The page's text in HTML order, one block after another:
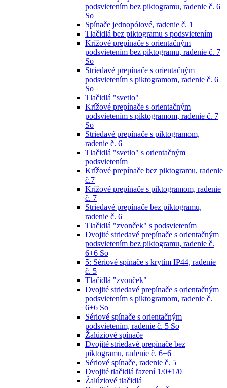
podsvietením bez piktogramu, radenie č. 6
So
Spínače jednopólové, radenie č. 1
Tlačidlá bez piktogramu s podsvietením
Krížové prepínače s orientačným
podsvietením bez piktogramu, radenie č. 7
So
Striedavé prepínače s orientačným
podsvietením s piktogramom, radenie č. 6
So
Tlačidlá "svetlo"
Krížové prepínače s orientačným
podsvietením s piktogramom, radenie č. 7
So
Striedavé prepínače s piktogramom,
radenie č. 6
Tlačidlá "svetlo" s orientačným
podsvietením
Krížové prepínače bez piktogramu, radenie
č.7
Krížové prepínače s piktogramom, radenie
č. 7
Striedavé prepínače bez piktogramu,
radenie č. 6
Tlačidlá "zvonček" s podsvietením
Dvojité striedavé prepínače s orientačným
podsvietením bez piktogramu, radenie č.
6+6 So
5: Sériové spínače s krytím IP44, radenie
č. 5
Tlačidlá "zvonček"
Dvojité striedavé prepínače s orientačným
podsvietením s piktogramom, radenie č.
6+6 So
Sériové spínače s orientačným
podsvietením, radenie č. 5 So
Žalúziové spínače
Dvojité striedavé prepínače bez
piktogramu, radenie č. 6+6
Sériové spínače, radenie č. 5
Dvojité tlačidlá řazení 1/0+1/0
Žalúziové tlačidlá